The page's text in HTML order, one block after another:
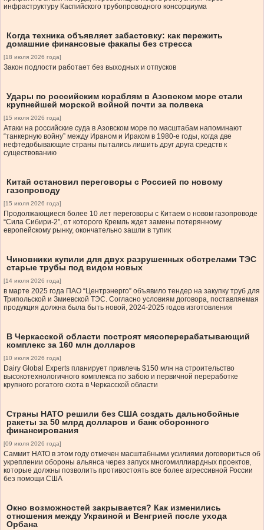
инфраструктуру Каспийского трубопроводного консорциума
Когда техника объявляет забастовку: как пережить
домашние финансовые факапы без стресса
[18 июля 2026 года]
Закон подлости работает без выходных и отпусков
Удары по российским кораблям в Азовском море стали
крупнейшей морской войной почти за полвека
[15 июля 2026 года]
Атаки на российские суда в Азовском море по масштабам напоминают
“танкерную войну” между Ираном и Ираком в 1980-е годы, когда две
нефтедобывающие страны пытались лишить друг друга средств к
существованию
Китай остановил переговоры с Россией по новому
газопроводу
[15 июля 2026 года]
Продолжающиеся более 10 лет переговоры с Китаем о новом газопроводе
“Сила Сибири-2”, от которого Кремль ждет замены потерянному
европейскому рынку, окончательно зашли в тупик
Чиновники купили для двух разрушенных обстрелами ТЭС
старые трубы под видом новых
[14 июля 2026 года]
в марте 2025 года ПАО “Центрэнерго” объявило тендер на закупку труб для
Трипольской и Змиевской ТЭС. Согласно условиям договора, поставляемая
продукция должна была быть новой, 2024-2025 годов изготовления
В Черкасской области построят мясоперерабатывающий
комплекс за 160 млн долларов
[10 июля 2026 года]
Dairy Global Experts планирует привлечь $150 млн на строительство
высокотехнологичного комплекса по забою и первичной переработке
крупного рогатого скота в Черкасской области
Страны НАТО решили без США создать дальнобойные
ракеты за 50 млрд долларов и банк оборонного
финансирования
[09 июля 2026 года]
Саммит НАТО в этом году отмечен масштабными усилиями договориться об
укреплении обороны альянса через запуск многомиллиардных проектов,
которые должны позволить противостоять все более агрессивной России
без помощи США
Окно возможностей закрывается? Как изменились
отношения между Украиной и Венгрией после ухода
Орбана